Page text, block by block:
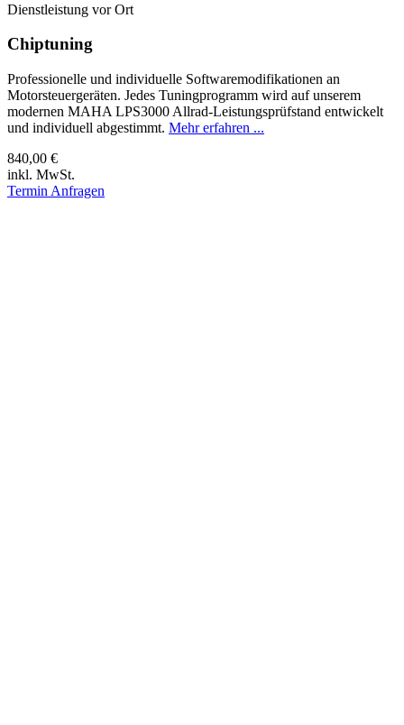
Dienstleistung vor Ort
Chiptuning
Professionelle und individuelle Softwaremodifikationen an
Motorsteuergeräten. Jedes Tuningprogramm wird auf unserem
modernen MAHA LPS3000 Allrad-Leistungsprüfstand entwickelt
und individuell abgestimmt. Mehr erfahren ...
840,00 €
inkl. MwSt.
Termin Anfragen